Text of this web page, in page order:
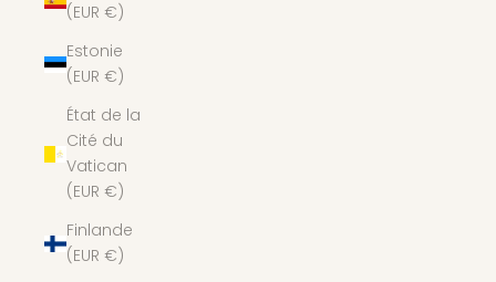
(EUR €)
Estonie
(EUR €)
État de la
Cité du
Vatican
(EUR €)
Finlande
(EUR €)